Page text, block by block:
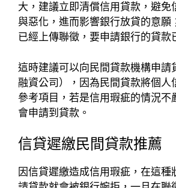
大，建議立即清償信用貸款，避免
與惡化，進而影響銀行放貸的意願
已經上傳聯徵，要申請銀行的貸款
這時建議可以向民間貸款機構申請
融資公司），因為民間貸款將個人
參考項目，若是信用瑕疵的情況不
會申請到貸款。
信貸遲繳民間貸款推薦
因信貸遲繳造成信用瑕疵，在這種